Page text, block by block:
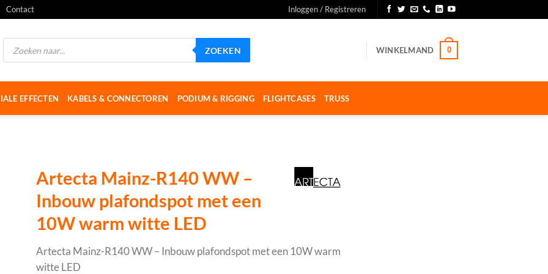
Contact Inloggen / Registreren
Producten
zoeken
ZOEKEN WINKELMAND 0
EFFECTEN KABELS & CONNECTOREN PODIUM & RIGGING FLIGHTCASES TRUSS
Artecta Mainz-R140 WW –
Inbouw plafondspot met een
10W warm witte LED
Artecta Mainz-R140 WW – Inbouw plafondspot met een 10W warm
witte LED